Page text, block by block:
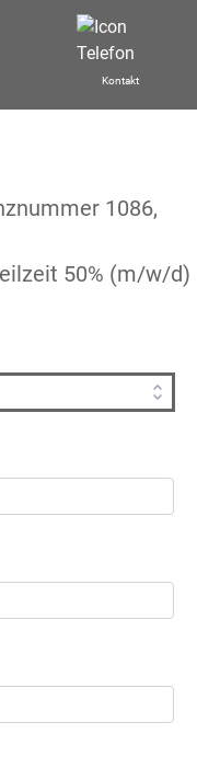
1086,
50% (m/w/d)
Kontakt